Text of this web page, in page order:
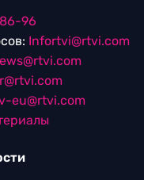
96
Infortvi@rtvi.com
eu@rtvi.com